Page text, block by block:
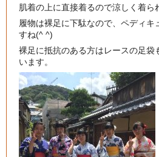
肌着の上に直接着るので涼しく着ら
履物は裸足に下駄なので、ペディキ
すね(^ ^)
裸足に抵抗のある方はレースの足袋
います。